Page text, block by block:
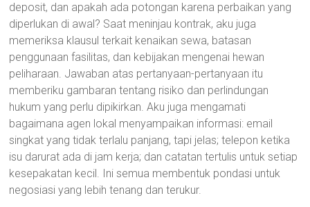
deposit, dan apakah ada potongan karena perbaikan yang
diperlukan di awal? Saat meninjau kontrak, aku juga
memeriksa klausul terkait kenaikan sewa, batasan
penggunaan fasilitas, dan kebijakan mengenai hewan
peliharaan. Jawaban atas pertanyaan-pertanyaan itu
memberiku gambaran tentang risiko dan perlindungan
hukum yang perlu dipikirkan. Aku juga mengamati
bagaimana agen lokal menyampaikan informasi: email
singkat yang tidak terlalu panjang, tapi jelas; telepon ketika
isu darurat ada di jam kerja; dan catatan tertulis untuk setiap
kesepakatan kecil. Ini semua membentuk pondasi untuk
negosiasi yang lebih tenang dan terukur.